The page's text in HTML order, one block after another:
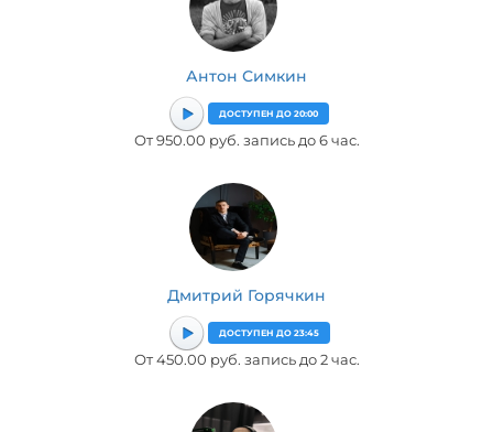
Антон Симкин
ДОСТУПЕН ДО 20:00
От 950.00 руб. запись до 6 час.
Дмитрий Горячкин
ДОСТУПЕН ДО 23:45
От 450.00 руб. запись до 2 час.